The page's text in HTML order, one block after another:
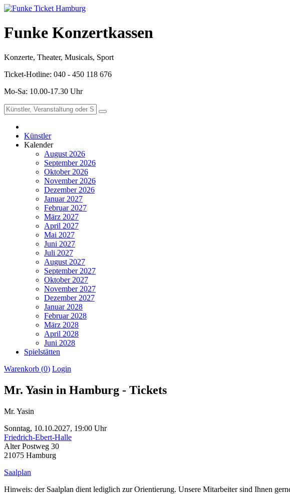
Funke Konzertkassen
Konzerte, Theater, Musicals, Sport
Ticket-Hotline: 040 - 450 118 676
Mo-Sa: 10.00-17.30 Uhr
Künstler
Kalender
August 2026
September 2026
Oktober 2026
November 2026
Dezember 2026
Januar 2027
Februar 2027
März 2027
April 2027
Mai 2027
Juni 2027
Juli 2027
August 2027
September 2027
Oktober 2027
November 2027
Dezember 2027
Januar 2028
Februar 2028
März 2028
April 2028
Juni 2028
Spielstätten
Warenkorb (0) Login
Mr. Yasin in Hamburg - Tickets
Mr. Yasin
Sonntag, 10.10.2027, 19:00 Uhr
Friedrich-Ebert-Halle
Alter Postweg 30
21075 Hamburg
Saalplan
Hinweis: der Saalplan dient lediglich zur Orientierung. Unsere Mitarbeiter sind Ihnen